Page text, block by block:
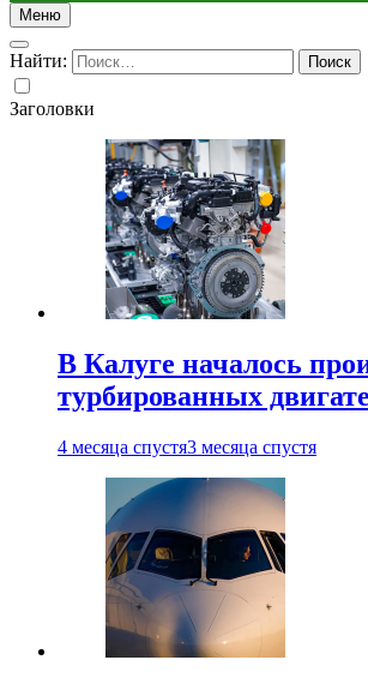
Меню
Найти:
Заголовки
В Калуге началось
турбированных
4 месяца спустя3 месяца спустя